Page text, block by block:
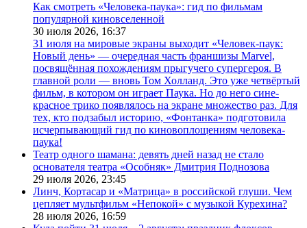
Как смотреть «Человека-паука»: гид по фильмам
популярной киновселенной
30 июля 2026, 16:37
31 июля на мировые экраны выходит «Человек-паук:
Новый день» — очередная часть франшизы Marvel,
посвящённая похождениям прыгучего супергероя. В
главной роли — вновь Том Холланд. Это уже четвёртый
фильм, в котором он играет Паука. Но до него сине-
красное трико появлялось на экране множество раз. Для
тех, кто подзабыл историю, «Фонтанка» подготовила
исчерпывающий гид по киновоплощениям человека-
паука!
Театр одного шамана: девять дней назад не стало
основателя театра «Особняк» Дмитрия Поднозова
29 июля 2026, 23:45
Линч, Кортасар и «Матрица» в российской глуши. Чем
цепляет мультфильм «Непокой» с музыкой Курехина?
28 июля 2026, 16:59